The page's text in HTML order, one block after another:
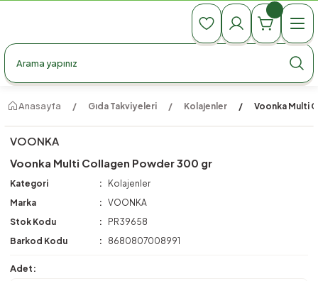
990 TL Üzeri Ücretsiz Kargo
990 TL Üzeri Ücretsiz Kargo
Anasayfa Gıda Takviyeleri Kolajenler Voonka Multi
VOONKA
Voonka Multi Collagen Powder 300 gr
Kategori
Kolajenler
Marka
VOONKA
Stok Kodu
PR39658
Barkod Kodu
8680807008991
Adet: